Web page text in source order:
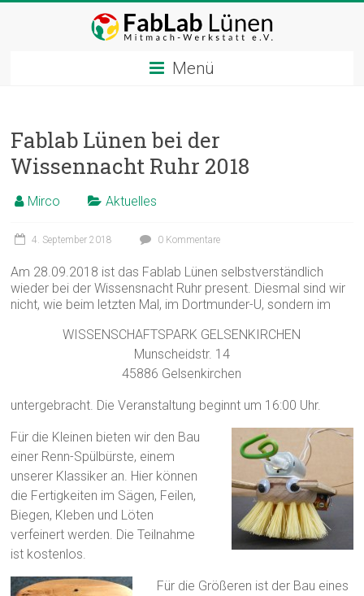
Menü
Fablab Lünen bei der
Wissennacht Ruhr 2018
Mirco Aktuelles
4. September 2018 0 Kommentare
Am 28.09.2018 ist das Fablab Lünen selbstverständlich
wieder bei der Wissensnacht Ruhr present. Diesmal sind wir
nicht, wie beim letzten Mal, im Dortmunder-U, sondern im
WISSENSCHAFTSPARK GELSENKIRCHEN
Munscheidstr. 14
45886 Gelsenkirchen
untergebracht. Die Veranstaltung beginnt um 16:00 Uhr.
Für die Kleinen bieten wir den Bau
einer Renn-Spülbürste, einem
unserer Klassiker an. Hier können
die Fertigkeiten im Sägen, Feilen,
Biegen, Kleben und Löten
verfeinert werden. Die Teilnahme
ist kostenlos.
Für die Größeren ist der Bau eines